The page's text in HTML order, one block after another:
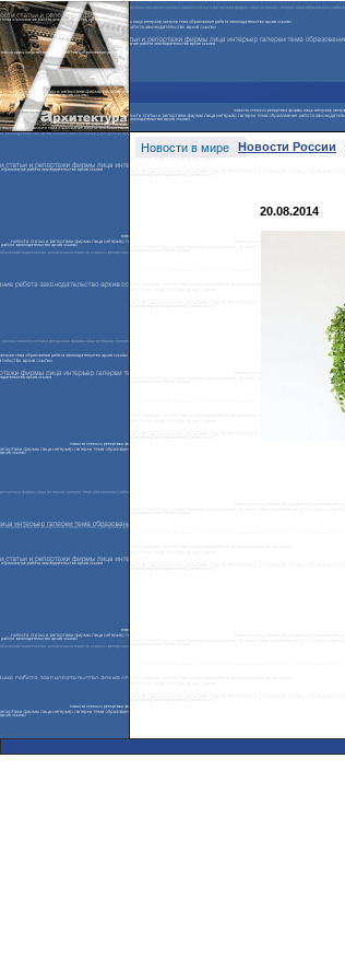
Новости в мире Новости России
20.08.2014